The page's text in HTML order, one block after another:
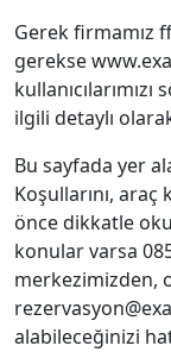
Gerek firmamız
gerekse
ilgili detaylı
Bu sayfada yer
Koşullarını,
önce dikkatle
konular varsa
merkezimizden,
alabileceğinizi